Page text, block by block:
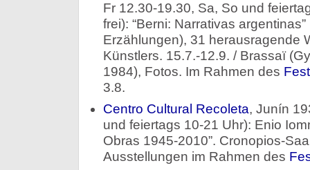
Fr 12.30-19.30, Sa, So und
frei): “Berni: Narrativas
Erzählungen), 31 herausragende
Künstlers. 15.7.-12.9. / Brassaï
1984), Fotos. Im Rahmen des
3.8.
Centro Cultural Recoleta, Juní­n
und feiertags 10-21 Uhr): Enio
Obras 1945-2010”. Cronopios-
Ausstellungen im Rahmen des